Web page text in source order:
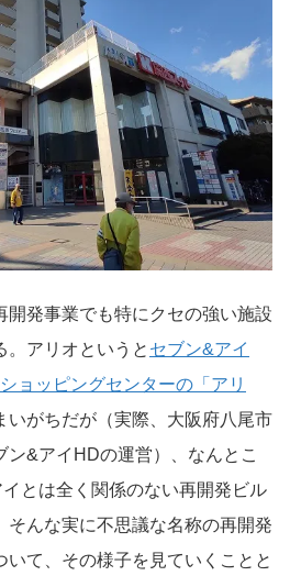
開発事業でも特にクセの強い施設
。アリオというと セブン&アイ
ョッピングセンターの「アリ
いがちだが（実際、大阪府八尾市
ン&アイHDの運営）、なんとこ
とは全く関係のない再開発ビル
そんな実に不思議な名称の再開発
いて、その様子を見ていくことと